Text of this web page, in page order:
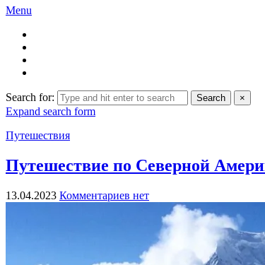
Menu
Search for: Search ×
Expand search form
Путешествия
Путешествие по Северной
13.04.2023 Комментариев нет